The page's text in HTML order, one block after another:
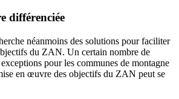
différenciée
néanmoins des solutions pour faciliter
du ZAN. Un certain nombre de
pour les communes de montagne
en œuvre des objectifs du ZAN peut se